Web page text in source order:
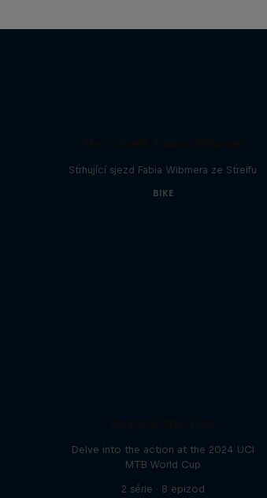
Strhující sjezd Fabia Wibmera ze Streifu
BIKE
Delve into the action at the 2024 UCI
MTB World Cup
2 série · 8 epizod